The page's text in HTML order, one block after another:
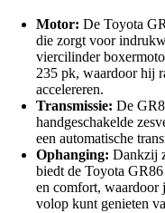
Motor: De Toyota
die zorgt voor
viercilinder
235 pk, waardoor hij
accelereren.
Transmissie: De
handgeschakelde
een automatische
Ophanging: Dankzij
biedt de Toyota
en comfort, waardoor
volop kunt genieten